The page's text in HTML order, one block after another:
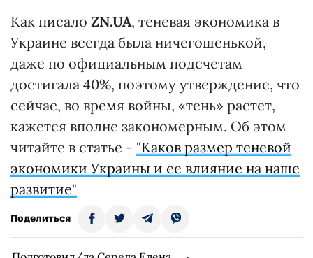
Как писало ZN.UA, теневая экономика в
Украине всегда была ничегошенькой,
даже по официальным подсчетам
достигала 40%, поэтому утверждение, что
сейчас, во время войны, «тень» растет,
кажется вполне закономерным. Об этом
читайте в статье - "Каков размер теневой
экономики Украины и ее влияние на наше
развитие"
Поделиться